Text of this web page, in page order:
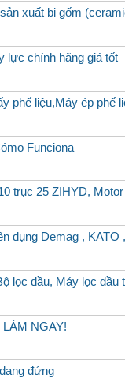
xuất bi gốm
lực chính hãng giá tốt
phế liệu,Máy ép phế
Funciona
trục 25 ZIHYD,
dụng Demag , KATO
lọc dầu, Máy lọc
NGAY!
đứng